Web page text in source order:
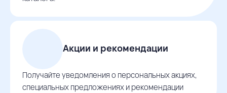
Акции и рекомендации
Получайте уведомления о персональных акциях,
специальных предложениях и рекомендации